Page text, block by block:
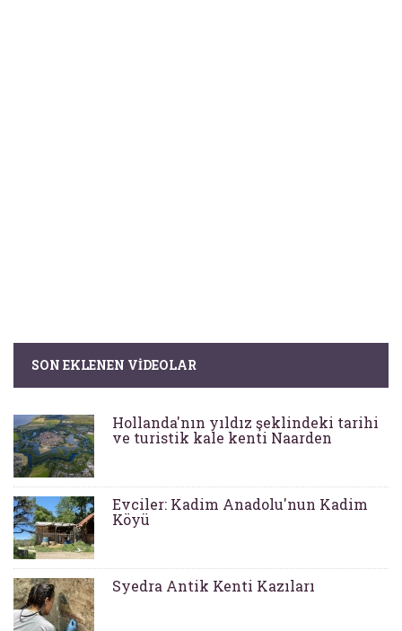
SON EKLENEN VIDEOLAR
Hollanda'nın yıldız şeklindeki tarihi
ve turistik kale kenti Naarden
Evciler: Kadim Anadolu'nun Kadim
Köyü
Syedra Antik Kenti Kazıları